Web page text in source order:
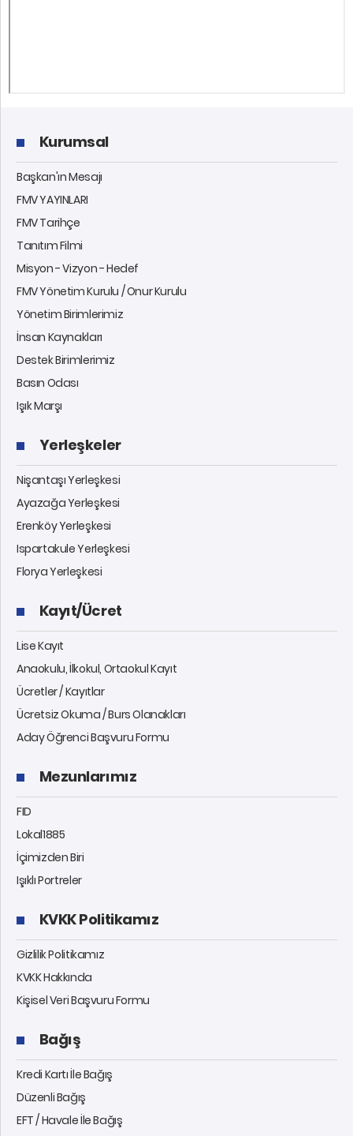
Kurumsal
Başkan'ın Mesajı
FMV YAYINLARI
FMV Tarihçe
Tanıtım Filmi
Misyon - Vizyon - Hedef
FMV Yönetim Kurulu / Onur Kurulu
Yönetim Birimlerimiz
İnsan Kaynakları
Destek Birimlerimiz
Basın Odası
Işık Marşı
Yerleşkeler
Nişantaşı Yerleşkesi
Ayazağa Yerleşkesi
Erenköy Yerleşkesi
Ispartakule Yerleşkesi
Florya Yerleşkesi
Kayıt/Ücret
Lise Kayıt
Anaokulu, İlkokul, Ortaokul Kayıt
Ücretler / Kayıtlar
Ücretsiz Okuma / Burs Olanakları
Aday Öğrenci Başvuru Formu
Mezunlarımız
FID
Lokal1885
İçimizden Biri
Işıklı Portreler
KVKK Politikamız
Gizlilik Politikamız
KVKK Hakkında
Kişisel Veri Başvuru Formu
Bağış
Kredi Kartı İle Bağış
Düzenli Bağış
EFT / Havale İle Bağış